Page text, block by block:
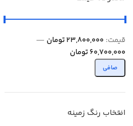
صافی
قيمت: 23,800,000 تومان
—
60,700,000 تومان
انتخاب رنگ زمینه